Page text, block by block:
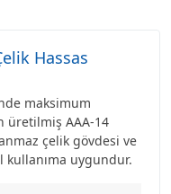
Hassas
maksimum
üretilmiş AAA-14
çelik gövdesi ve
kullanıma uygundur.